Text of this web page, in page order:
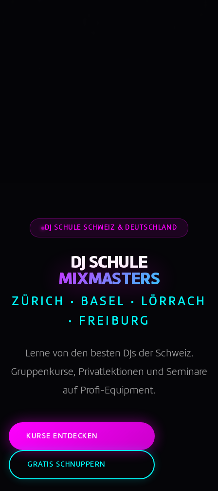
DJ SCHULE SCHWEIZ & DEUTSCHLAND
DJ SCHULE
MIXMASTERS
ZÜRICH · BASEL · LÖRRACH
· FREIBURG
Lerne von den besten DJs der Schweiz.
Gruppenkurse, Privatlektionen und Seminare
auf Profi-Equipment.
KURSE ENTDECKEN
GRATIS SCHNUPPERN